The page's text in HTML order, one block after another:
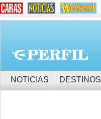
NOTICIAS DESTINOS